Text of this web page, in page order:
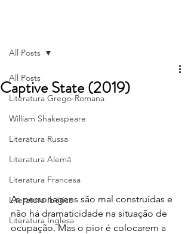
All Posts
Literatura Grego-Romana
William Shakespeare
Literatura Russa
Literatura Alemã
Literatura Francesa
Literatura Ibérica
Literatura Inglesa
All Posts
Captive State (2019)
As personagens são mal construídas e
não há dramaticidade na situação de
ocupação. Mas o pior é colocarem a